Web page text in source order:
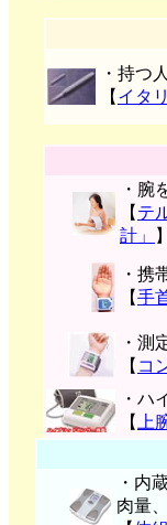
・持つ
【 イタ
・腕
【 テ
計」
】
・携
【手
・測
【 コ
・ハ
【
上
・内
肉量